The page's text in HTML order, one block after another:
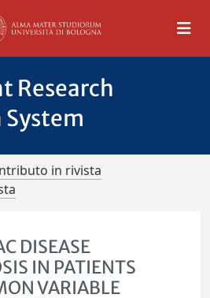
Research
in rivista
DISEASE
IN PATIENTS
VARIABLE